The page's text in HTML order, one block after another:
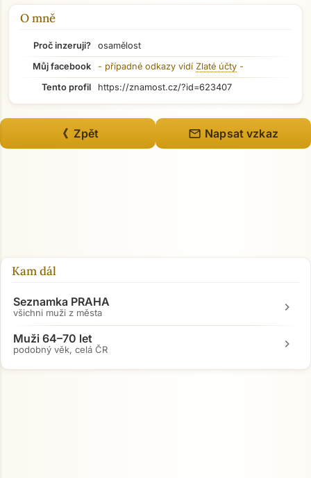
O mně
Proč inzeruji?
osamělost
Můj facebook
- případné odkazy vidí Zlaté účty -
Tento profil
https://znamost.cz/?id=623407
《 Zpět mail Napsat vzkaz
Kam dál
Seznamka PRAHA
všichni muži z města chevron_right
Muži 64–70 let
podobný věk, celá ČR chevron_right